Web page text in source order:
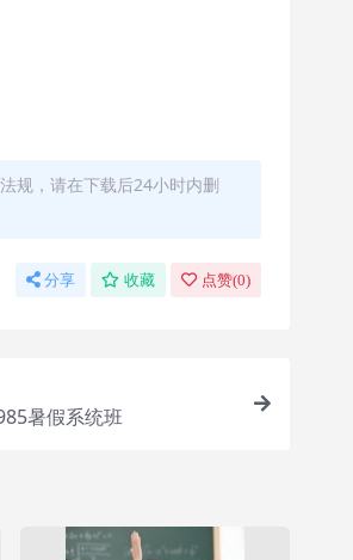
规，请在下载后24小时内删
分享 收藏 点赞(0)
暑假系统班